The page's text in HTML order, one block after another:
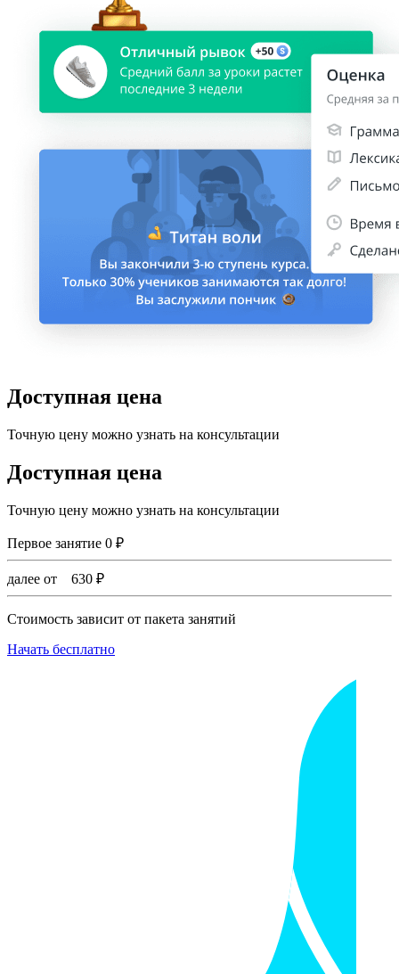
Доступная цена
Точную цену можно узнать на консультации
Доступная цена
Точную цену можно узнать на консультации
Первое занятие 0 ₽
далее от 630 ₽
Стоимость зависит от пакета занятий
Начать бесплатно